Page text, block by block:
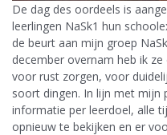
De dag des oordeels is
leerlingen NaSk1 hun
de beurt aan mijn groep
december overnam heb ik
voor rust zorgen, voor
soort dingen. In lijn met mijn
informatie per leerdoel, alle
opnieuw te bekijken en er